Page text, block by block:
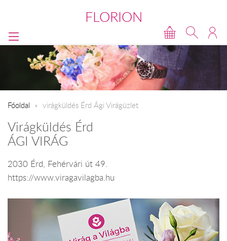
FLORION
Főoldal virágküldés Érd Ági Virágüzlet
Virágküldés Érd
ÁGI VIRÁG
2030 Érd, Fehérvári út 49.
https://www.viragavilagba.hu